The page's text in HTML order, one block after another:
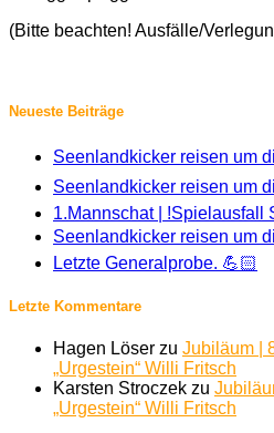
(Bitte beachten! Ausfälle/
Neueste Beiträge
Seenlandkicker reisen um
Seenlandkicker reisen um
1.Mannschat | !Spielausfall
Seenlandkicker reisen um
Letzte Generalprobe. 💪🏻
Letzte Kommentare
Hagen Löser zu Jubiläum |
„Urgestein“ Willi Fritsch
Karsten Stroczek zu
„Urgestein“ Willi Fritsch